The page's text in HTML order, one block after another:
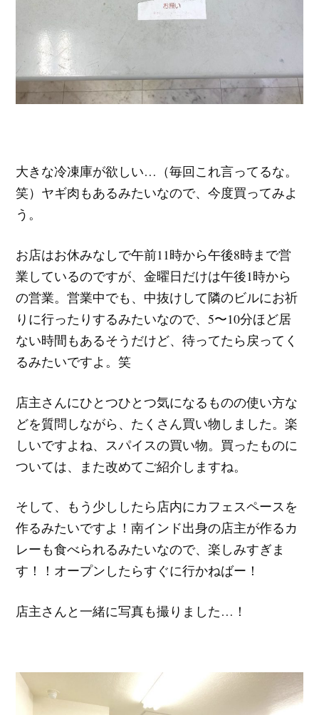
大きな冷凍庫が欲しい…（毎回これ言ってるな。
笑）ヤギ肉もあるみたいなので、今度買ってみよ
う。
お店はお休みなしで午前11時から午後8時まで営
業しているのですが、金曜日だけは午後1時から
の営業。営業中でも、中抜けして隣のビルにお祈
りに行ったりするみたいなので、5〜10分ほど居
ない時間もあるそうだけど、待ってたら戻ってく
るみたいですよ。笑
店主さんにひとつひとつ気になるものの使い方な
どを質問しながら、たくさん買い物しました。楽
しいですよね、スパイスの買い物。買ったものに
ついては、また改めてご紹介しますね。
そして、もう少ししたら店内にカフェスペースを
作るみたいですよ！南インド出身の店主が作るカ
レーも食べられるみたいなので、楽しみすぎま
す！！オープンしたらすぐに行かねばー！
店主さんと一緒に写真も撮りました…！